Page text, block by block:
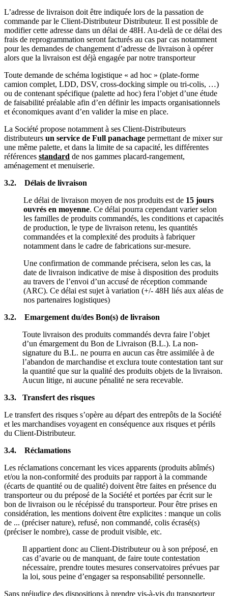
L’adresse de livraison doit être indiquée lors de la passation de
commande par le Client-Distributeur Distributeur. Il est possible de
modifier cette adresse dans un délai de 48H. Au-delà de ce délai des
frais de reprogrammation seront facturés au cas par cas notamment
pour les demandes de changement d’adresse de livraison à opérer
alors que la livraison est déjà engagée par notre transporteur
Toute demande de schéma logistique « ad hoc » (plate-forme
camion complet, LDD, DSV, cross-docking simple ou tri-colis, …)
ou de contenant spécifique (palette ad hoc) fera l’objet d’une étude
de faisabilité préalable afin d’en définir les impacts organisationnels
et économiques avant d’en valider la mise en place.
La Société propose notamment à ses Client-Distributeurs
distributeurs un service de Full panachage permettant de mixer sur
une même palette, et dans la limite de sa capacité, les différentes
références standard de nos gammes placard-rangement,
aménagement et menuiserie.
3.2. Délais de livraison
Le délai de livraison moyen de nos produits est de 15 jours
ouvrés en moyenne. Ce délai pourra cependant varier selon
les familles de produits commandés, les conditions et capacités
de production, le type de livraison retenu, les quantités
commandées et la complexité des produits à fabriquer
notamment dans le cadre de fabrications sur-mesure.
Une confirmation de commande précisera, selon les cas, la
date de livraison indicative de mise à disposition des produits
au travers de l’envoi d’un accusé de réception commande
(ARC). Ce délai est sujet à variation (+/- 48H liés aux aléas de
nos partenaires logistiques)
3.2. Emargement du/des Bon(s) de livraison
Toute livraison des produits commandés devra faire l’objet
d’un émargement du Bon de Livraison (B.L.). La non-
signature du B.L. ne pourra en aucun cas être assimilée à de
l’abandon de marchandise et exclura toute contestation tant sur
la quantité que sur la qualité des produits objets de la livraison.
Aucun litige, ni aucune pénalité ne sera recevable.
3.3. Transfert des risques
Le transfert des risques s’opère au départ des entrepôts de la Société
et les marchandises voyagent en conséquence aux risques et périls
du Client-Distributeur.
3.4. Réclamations
Les réclamations concernant les vices apparents (produits abîmés)
et/ou la non-conformité des produits par rapport à la commande
(écarts de quantité ou de qualité) doivent être faites en présence du
transporteur ou du préposé de la Société et portées par écrit sur le
bon de livraison ou le récépissé du transporteur. Pour être prises en
considération, les mentions doivent être explicites : manque un colis
de ... (préciser nature), refusé, non commandé, colis écrasé(s)
(préciser le nombre), casse de produit visible, etc.
Il appartient donc au Client-Distributeur ou à son préposé, en
cas d’avarie ou de manquant, de faire toute contestation
nécessaire, prendre toutes mesures conservatoires prévues par
la loi, sous peine d’engager sa responsabilité personnelle.
Sans préjudice des dispositions à prendre vis-à-vis du transporteur